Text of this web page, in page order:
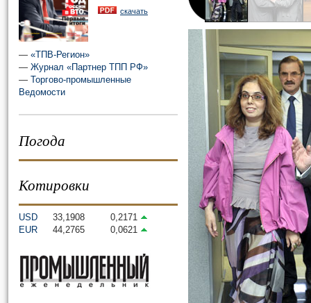
скачать
— «ТПВ-Регион»
— Журнал «Партнер ТПП РФ»
— Торгово-промышленные
Ведомости
Погода
Котировки
USD 33,1908
0,2171
EUR
44,2765 0,0621